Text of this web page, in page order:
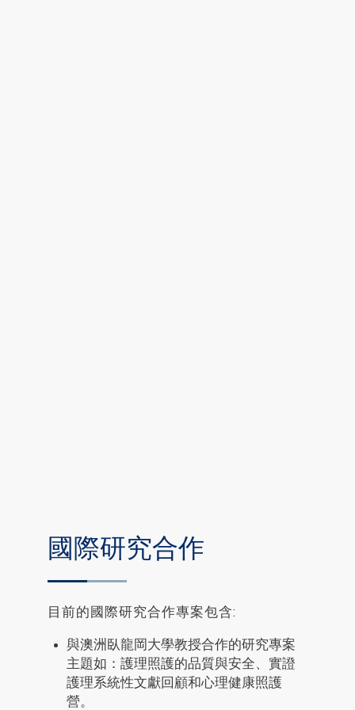
國際研究合作
目前的國際研究合作專案包含:
與澳洲臥龍岡大學教授合作的研究專案
主題如：護理照護的品質與安全、實證
護理系統性文獻回顧和心理健康照護
營。